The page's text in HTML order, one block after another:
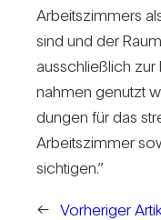
Arbeits­zim­mers
sind und der
aus­schließ­lich
nahmen genutzt
dungen für das
Arbeits­zimmer
sich­tigen.”
← Vorheriger